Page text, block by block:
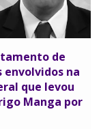
de
envolvidos na
que levou
Manga por